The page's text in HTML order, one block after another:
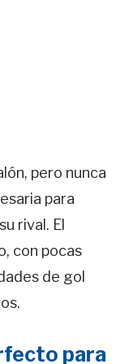
pero nunca
para
rival. El
con pocas
de gol
para